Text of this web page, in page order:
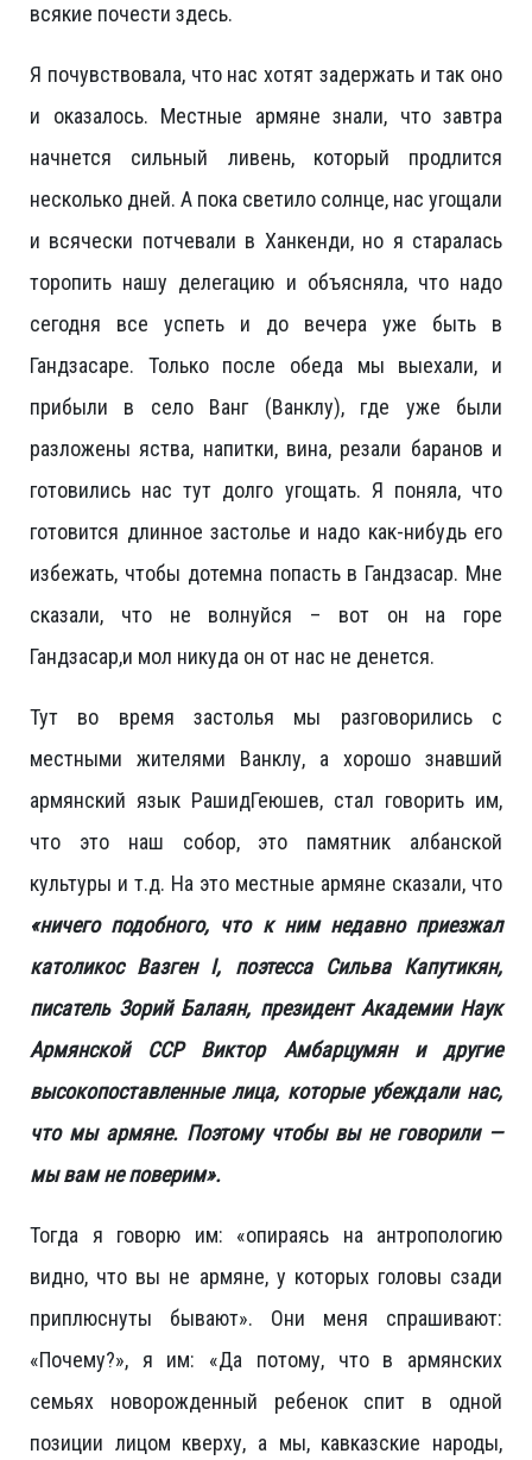
всякие почести здесь.
Я почувствовала, что нас хотят задержать и так оно
и оказалось. Местные армяне знали, что завтра
начнется сильный ливень, который продлится
несколько дней. А пока светило солнце, нас угощали
и всячески потчевали в Ханкенди, но я старалась
торопить нашу делегацию и объясняла, что надо
сегодня все успеть и до вечера уже быть в
Гандзасаре. Только после обеда мы выехали, и
прибыли в село Ванг (Ванклу), где уже были
разложены яства, напитки, вина, резали баранов и
готовились нас тут долго угощать. Я поняла, что
готовится длинное застолье и надо как-нибудь его
избежать, чтобы дотемна попасть в Гандзасар. Мне
сказали, что не волнуйся – вот он на горе
Гандзасар,и мол никуда он от нас не денется.
Тут во время застолья мы разговорились с
местными жителями Ванклу, а хорошо знавший
армянский язык РашидГеюшев, стал говорить им,
что это наш собор, это памятник албанской
культуры и т.д. На это местные армяне сказали, что
«ничего подобного, что к ним недавно приезжал
католикос Вазген I, поэтесса Сильва Капутикян,
писатель Зорий Балаян, президент Академии Наук
Армянской ССР Виктор Амбарцумян и другие
высокопоставленные лица, которые убеждали нас,
что мы армяне. Поэтому чтобы вы не говорили —
мы вам не поверим».
Тогда я говорю им: «опираясь на антропологию
видно, что вы не армяне, у которых головы сзади
приплюснуты бывают». Они меня спрашивают:
«Почему?», я им: «Да потому, что в армянских
семьях новорожденный ребенок спит в одной
позиции лицом кверху, а мы, кавказские народы,